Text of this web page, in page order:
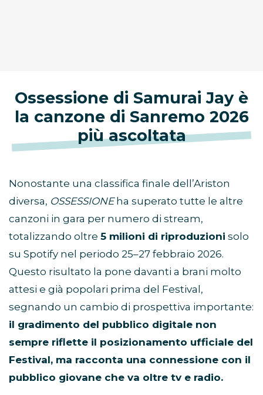
Ossessione di Samurai Jay è
la canzone di Sanremo 2026
più ascoltata
Nonostante una classifica finale dell’Ariston
diversa, OSSESSIONEha superato tutte le altre
canzoni in gara per numero di stream,
totalizzando oltre 5 milioni di riproduzioni solo
su Spotify nel periodo 25–27 febbraio 2026.
Questo risultato la pone davanti a brani molto
attesi e già popolari prima del Festival,
segnando un cambio di prospettiva importante:
il gradimento del pubblico digitale non
sempre riflette il posizionamento ufficiale del
Festival, ma racconta una connessione con il
pubblico giovane che va oltre tv e radio.